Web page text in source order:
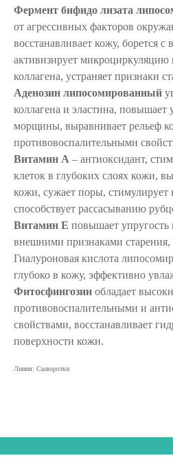
Фермент бифидо лизата
от агрессивных факторов
восстанавливает кожу, борется с
активизирует микроциркуляцию
коллагена, устраняет признаки
Аденозин липосомированный
коллагена и эластина, повышает
морщины, выравнивает рельеф
противовоспалительными
Витамин А – антиоксидант,
клеток в глубоких слоях кожи,
кожи, сужает поры, стимулирует
способствует рассасыванию
Витамин Е повышает упругость
внешними признаками
Гиалуроновая кислота
глубоко в кожу, эффективно
Фитосфингозин обладает
противовоспалительными и
свойствами, восстанавливает
поверхности кожи.
Линия: Сыворотки